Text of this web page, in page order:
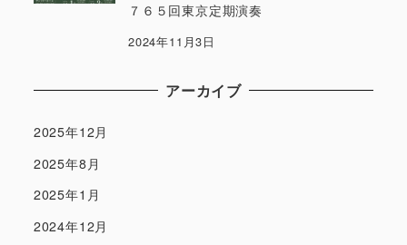
７６５回東京定期演奏
2024年11月3日
アーカイブ
2025年12月
2025年8月
2025年1月
2024年12月